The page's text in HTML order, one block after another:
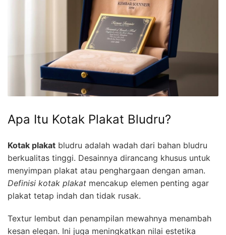
Apa Itu Kotak Plakat Bludru?
Kotak plakat bludru adalah wadah dari bahan bludru
berkualitas tinggi. Desainnya dirancang khusus untuk
menyimpan plakat atau penghargaan dengan aman.
Definisi kotak plakat mencakup elemen penting agar
plakat tetap indah dan tidak rusak.
Textur lembut dan penampilan mewahnya menambah
kesan elegan. Ini juga meningkatkan nilai estetika